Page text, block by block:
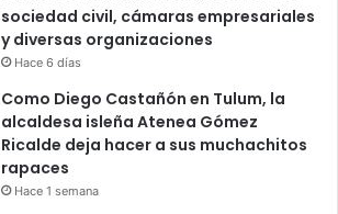
sociedad civil, cámaras empresariales
y diversas organizaciones
Hace 6 días
Como Diego Castañón en Tulum, la
alcaldesa isleña Atenea Gómez
Ricalde deja hacer a sus muchachitos
rapaces
Hace 1 semana